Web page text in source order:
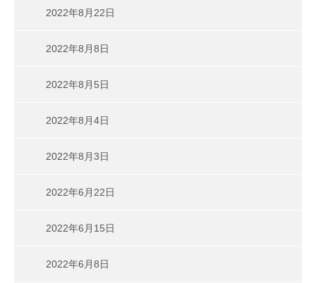
2022年8月22日
2022年8月8日
2022年8月5日
2022年8月4日
2022年8月3日
2022年6月22日
2022年6月15日
2022年6月8日